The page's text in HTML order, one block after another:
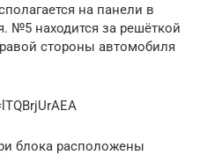
на панели в
№5 находится за решёткой
стороны автомобиля
блока расположены